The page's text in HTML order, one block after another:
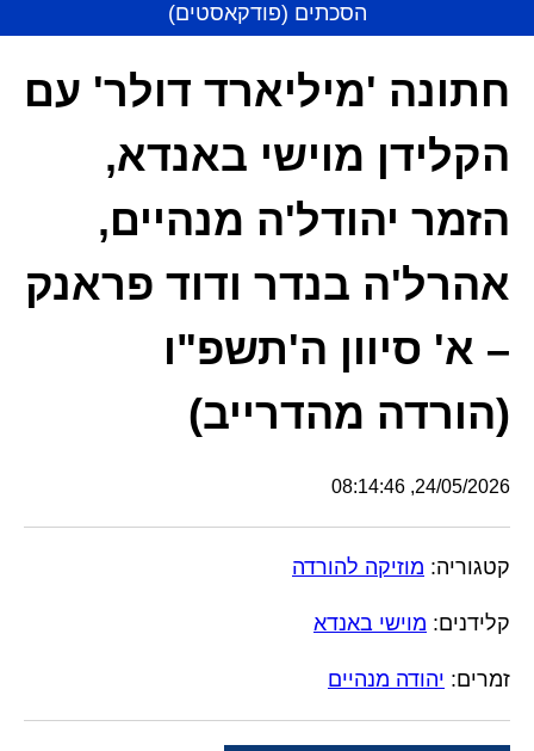
הסכתים (פודקאסטים)
חתונה 'מיליארד דולר' עם
הקלידן מוישי באנדא,
הזמר יהודל'ה מנהיים,
אהרל'ה בנדר ודוד פראנק
– א' סיוון ה'תשפ"ו
(הורדה מהדרייב)
24/05/2026, 08:14:46
קטגוריה: מוזיקה להורדה
קלידנים: מוישי באנדא
זמרים: יהודה מנהיים